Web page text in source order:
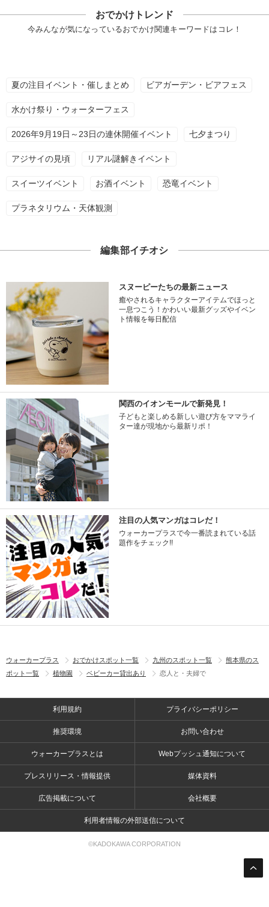
おでかけトレンド
今みんなが気になっているおでかけ関連キーワードはコレ！
夏の注目イベント・催しまとめ ビアガーデン・ビアフェス
水かけ祭り・ウォーターフェス
2026年9月19日～23日の連休開催イベント 七夕まつり
アジサイの見頃 リアル謎解きイベント
スイーツイベント お酒イベント 恐竜イベント
プラネタリウム・天体観測
編集部イチオシ
スヌーピーたちの最新ニュース
癒やされるキャラクターアイテムでほっと
一息つこう！かわいい最新グッズやイベン
ト情報を毎日配信
関西のイオンモールで新発見！
子どもと楽しめる新しい遊び方をママライ
ター達が現地から最新リポ！
注目の人気マンガはコレだ！
ウォーカープラスで今一番読まれている話
題作をチェック!!
ウォーカープラス おでかけスポット一覧 九州のスポット一覧
熊本県のス
ポット一覧
植物園 ベビーカー貸出あり 恋人と・夫婦で
利用規約 プライバシーポリシー
推奨環境 お問い合わせ
ウォーカープラスとは Webプッシュ通知について
プレスリリース・情報提供 媒体資料
広告掲載について 会社概要
利用者情報の外部送信について
©KADOKAWA CORPORATION